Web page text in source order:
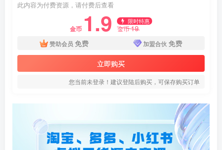
此内容为付费资源，请付费后查看
金币 1.9 限时特惠
金币19
赞助会员 免费 加盟合伙 免费
立即购买
您当前未登录！建议登陆后购买，可保存购买订单